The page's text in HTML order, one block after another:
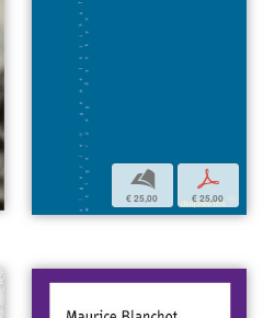
b
€ 25,00
p
€ 25,00